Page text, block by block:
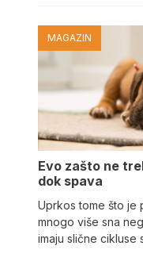
MAGAZIN
Evo zašto ne
dok spava
Uprkos tome što je
mnogo više sna
imaju slične cikluse